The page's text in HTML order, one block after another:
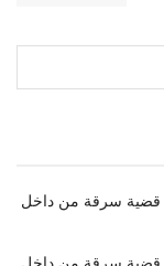
قضية سرقة من داخل
قضية سرقة من داخل